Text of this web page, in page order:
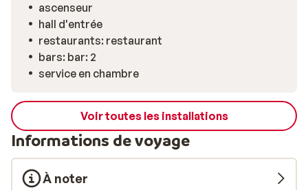
ascenseur
hall d'entrée
restaurants: restaurant
bars: bar: 2
service en chambre
Voir toutes les installations
Informations de voyage
À noter